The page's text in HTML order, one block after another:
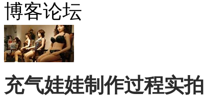
博客论坛
充气娃娃制作过程实拍